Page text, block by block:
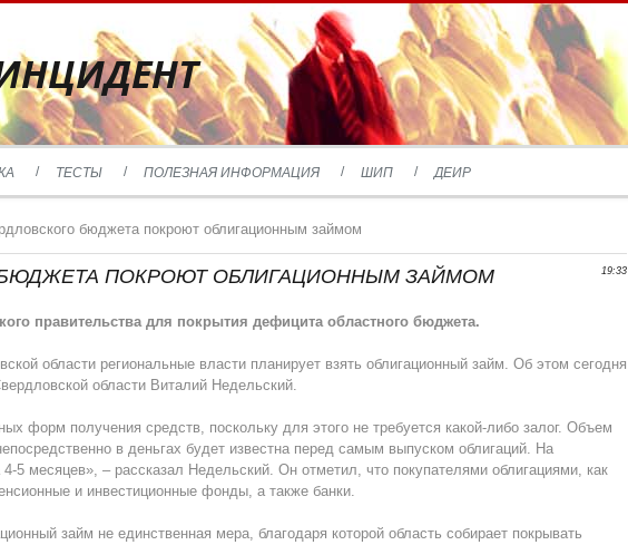
ТЕСТЫ ПОЛЕЗНАЯ ИНФОРМАЦИЯ ШИП ДЕИР
бюджета покроют облигационным займом
19:33
ПОКРОЮТ ОБЛИГАЦИОННЫМ ЗАЙМОМ
правительства для покрытия дефицита областного бюджета.
области региональные власти планирует взять облигационный займ. Об этом сегодня
области Виталий Недельский.
форм получения средств, поскольку для этого не требуется какой-либо залог. Объем
в деньгах будет известна перед самым выпуском облигаций. На
5 месяцев», – рассказал Недельский. Он отметил, что покупателями облигациями, как
и инвестиционные фонды, а также банки.
займ не единственная мера, благодаря которой область собирает покрывать